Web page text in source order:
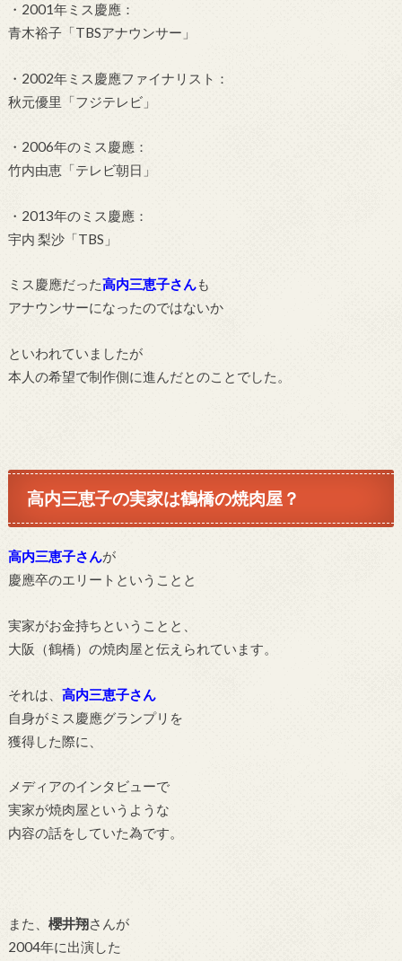
・2001年ミス慶應：
青木裕子「TBSアナウンサー」
・2002年ミス慶應ファイナリスト：
秋元優里「フジテレビ」
・2006年のミス慶應：
竹内由恵「テレビ朝日」
・2013年のミス慶應：
宇内 梨沙「TBS」
ミス慶應だった高内三恵子さんも
アナウンサーになったのではないか
といわれていましたが
本人の希望で制作側に進んだとのことでした。
高内三恵子の実家は鶴橋の焼肉屋？
高内三恵子さんが
慶應卒のエリートということと
実家がお金持ちということと、
大阪（鶴橋）の焼肉屋と伝えられています。
それは、 高内三恵子さん
自身がミス慶應グランプリを
獲得した際に、
メディアのインタビューで
実家が焼肉屋というような
内容の話をしていた為です。
また、 櫻井翔さんが
2004年に出演した